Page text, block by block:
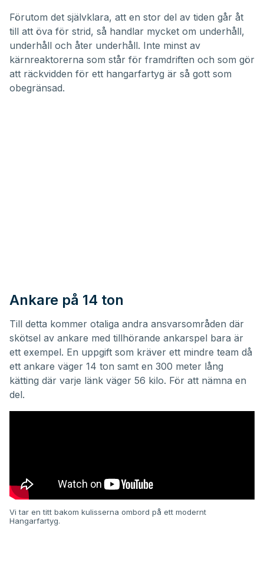
Förutom det självklara, att en stor del av tiden går åt
till att öva för strid, så handlar mycket om underhåll,
underhåll och åter underhåll. Inte minst av
kärnreaktorerna som står för framdriften och som gör
att räckvidden för ett hangarfartyg är så gott som
obegränsad.
Ankare på 14 ton
Till detta kommer otaliga andra ansvarsområden där
skötsel av ankare med tillhörande ankarspel bara är
ett exempel. En uppgift som kräver ett mindre team då
ett ankare väger 14 ton samt en 300 meter lång
kätting där varje länk väger 56 kilo. För att nämna en
del.
Vi tar en titt bakom kulisserna ombord på ett modernt
Hangarfartyg.